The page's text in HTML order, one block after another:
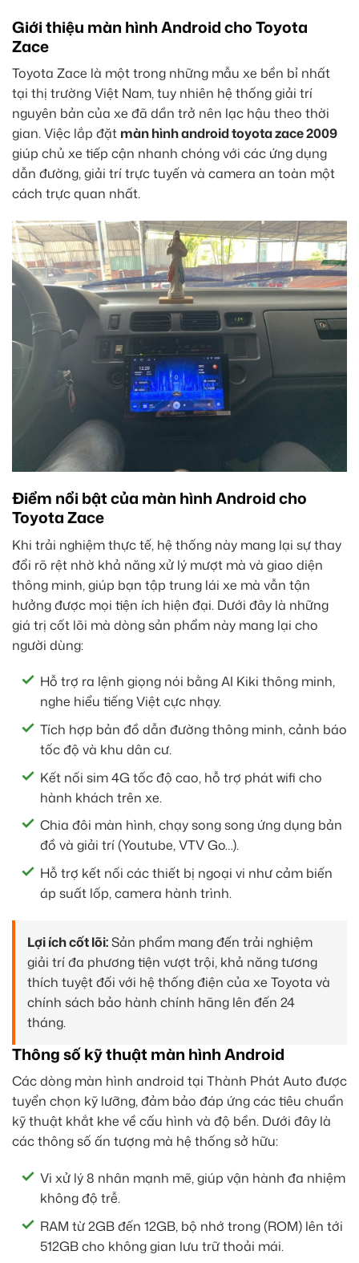
Giới thiệu màn hình Android cho Toyota
Zace
Toyota Zace là một trong những mẫu xe bền bỉ nhất
tại thị trường Việt Nam, tuy nhiên hệ thống giải trí
nguyên bản của xe đã dần trở nên lạc hậu theo thời
gian. Việc lắp đặt màn hình android toyota zace 2009
giúp chủ xe tiếp cận nhanh chóng với các ứng dụng
dẫn đường, giải trí trực tuyến và camera an toàn một
cách trực quan nhất.
Điểm nổi bật của màn hình Android cho
Toyota Zace
Khi trải nghiệm thực tế, hệ thống này mang lại sự thay
đổi rõ rệt nhờ khả năng xử lý mượt mà và giao diện
thông minh, giúp bạn tập trung lái xe mà vẫn tận
hưởng được mọi tiện ích hiện đại. Dưới đây là những
giá trị cốt lõi mà dòng sản phẩm này mang lại cho
người dùng:
Hỗ trợ ra lệnh giọng nói bằng AI Kiki thông minh,
nghe hiểu tiếng Việt cực nhạy.
Tích hợp bản đồ dẫn đường thông minh, cảnh báo
tốc độ và khu dân cư.
Kết nối sim 4G tốc độ cao, hỗ trợ phát wifi cho
hành khách trên xe.
Chia đôi màn hình, chạy song song ứng dụng bản
đồ và giải trí (Youtube, VTV Go…).
Hỗ trợ kết nối các thiết bị ngoại vi như cảm biến
áp suất lốp, camera hành trình.
Lợi ích cốt lõi:Sản phẩm mang đến trải nghiệm
giải trí đa phương tiện vượt trội, khả năng tương
thích tuyệt đối với hệ thống điện của xe Toyota và
chính sách bảo hành chính hãng lên đến 24
tháng.
Thông số kỹ thuật màn hình Android
Các dòng màn hình android tại Thành Phát Auto được
tuyển chọn kỹ lưỡng, đảm bảo đáp ứng các tiêu chuẩn
kỹ thuật khắt khe về cấu hình và độ bền. Dưới đây là
các thông số ấn tượng mà hệ thống sở hữu:
Vi xử lý 8 nhân mạnh mẽ, giúp vận hành đa nhiệm
không độ trễ.
RAM từ 2GB đến 12GB, bộ nhớ trong (ROM) lên tới
512GB cho không gian lưu trữ thoải mái.